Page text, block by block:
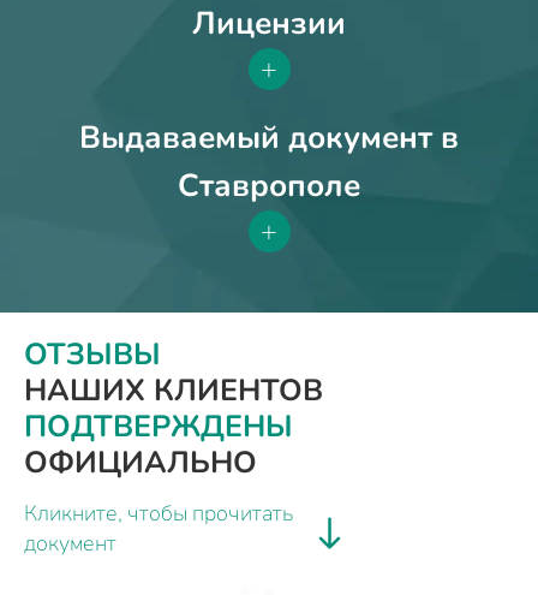
Лицензии
+
Выдаваемый документ в
Ставрополе
+
ОТЗЫВЫ
НАШИХ КЛИЕНТОВ
ПОДТВЕРЖДЕНЫ
ОФИЦИАЛЬНО
Кликните, чтобы прочитать
документ